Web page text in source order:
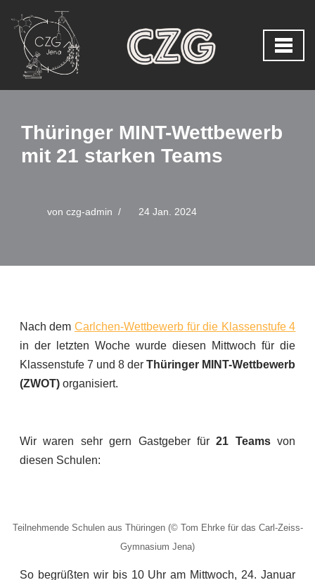
Zum
Inhalt
springen
Thüringer MINT-Wettbewerb
mit 21 starken Teams
von czg-admin 24 Jan. 2024
Nach dem Carlchen-Wettbewerb für die Klassenstufe 4
in der letzten Woche wurde diesen Mittwoch für die
Klassenstufe 7 und 8 derThüringer MINT-Wettbewerb
(ZWOT)organisiert.
Wir waren sehr gern Gastgeber für21 Teamsvon
diesen Schulen:
Teilnehmende Schulen aus Thüringen (© Tom Ehrke für das Carl-Zeiss-
Gymnasium Jena)
So begrüßten wir bis 10 Uhr am Mittwoch, 24. Januar